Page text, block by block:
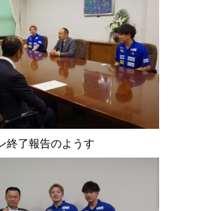
終了報告のようす